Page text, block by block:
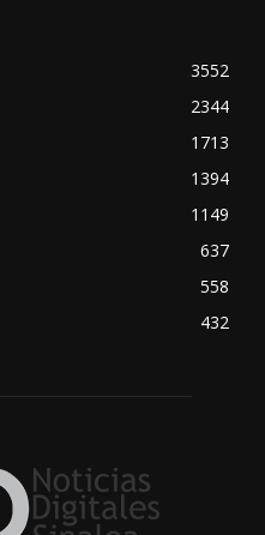
3552
2344
1713
1394
1149
637
558
432